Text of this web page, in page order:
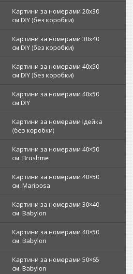
Картини за номерами 20х30
см DIY (без коробки)
Картини за номерами 30х40
см DIY (без коробки)
Картини за номерами 40х50
см DIY (без коробки)
Картини за номерами 40х50
см DIY
Картини за номерами Ідейка
(без коробки)
Картини за номерами 40×50
см. Brushme
Картини за номерами 40×50
см. Mariposa
Картини за номерами 30×40
см. Babylon
Картини за номерами 40×50
см. Babylon
Картини за номерами 50×65
см. Babylon